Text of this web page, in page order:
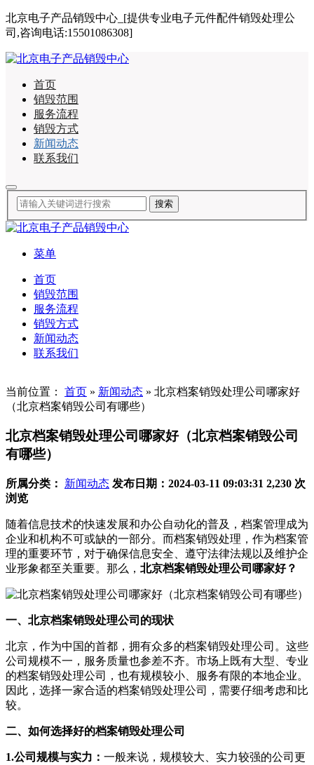
北京电子产品销毁中心_[提供专业电子元件配件销毁处理公
司,咨询电话:15501086308]
首页
销毁范围
服务流程
销毁方式
新闻动态
联系我们
菜单
首页
销毁范围
服务流程
销毁方式
新闻动态
联系我们
当前位置： 首页 » 新闻动态 » 北京档案销毁处理公司哪家好
（北京档案销毁公司有哪些）
北京档案销毁处理公司哪家好（北京档案销毁公司
有哪些）
所属分类： 新闻动态 发布日期：2024-03-11 09:03:31 2,230 次
浏览
随着信息技术的快速发展和办公自动化的普及，档案管理成为
企业和机构不可或缺的一部分。而档案销毁处理，作为档案管
理的重要环节，对于确保信息安全、遵守法律法规以及维护企
业形象都至关重要。那么， 北京档案销毁处理公司哪家好？
一、北京档案销毁处理公司的现状
北京，作为中国的首都，拥有众多的档案销毁处理公司。这些
公司规模不一，服务质量也参差不齐。市场上既有大型、专业
的档案销毁处理公司，也有规模较小、服务有限的本地企业。
因此，选择一家合适的档案销毁处理公司，需要仔细考虑和比
较。
二、如何选择好的档案销毁处理公司
1.公司规模与实力： 一般来说，规模较大、实力较强的公司更